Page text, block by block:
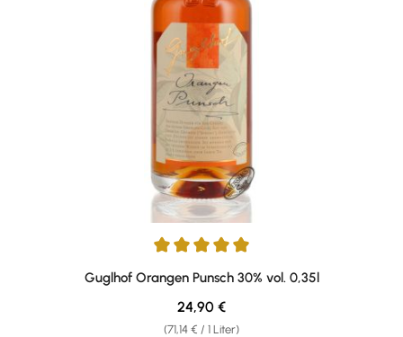
Durchschnittliche Bewertung von 5 von 5 Sternen
Guglhof Orangen Punsch 30% vol. 0,35l
(71,14 € / 1 Liter)
Regulärer Preis:
24,90 €